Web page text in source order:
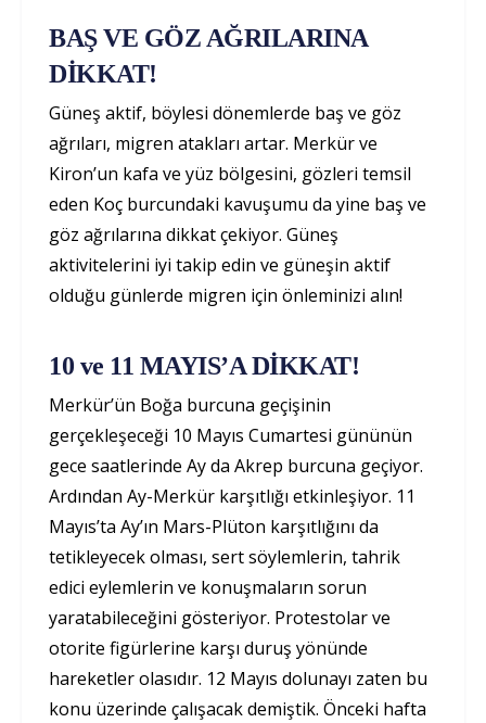
BAŞ VE GÖZ AĞRILARINA
DİKKAT!
Güneş aktif, böylesi dönemlerde baş ve göz
ağrıları, migren atakları artar. Merkür ve
Kiron’un kafa ve yüz bölgesini, gözleri temsil
eden Koç burcundaki kavuşumu da yine baş ve
göz ağrılarına dikkat çekiyor. Güneş
aktivitelerini iyi takip edin ve güneşin aktif
olduğu günlerde migren için önleminizi alın!
10 ve 11 MAYIS’A DİKKAT!
Merkür’ün Boğa burcuna geçişinin
gerçekleşeceği 10 Mayıs Cumartesi gününün
gece saatlerinde Ay da Akrep burcuna geçiyor.
Ardından Ay-Merkür karşıtlığı etkinleşiyor. 11
Mayıs’ta Ay’ın Mars-Plüton karşıtlığını da
tetikleyecek olması, sert söylemlerin, tahrik
edici eylemlerin ve konuşmaların sorun
yaratabileceğini gösteriyor. Protestolar ve
otorite figürlerine karşı duruş yönünde
hareketler olasıdır. 12 Mayıs dolunayı zaten bu
konu üzerinde çalışacak demiştik. Önceki hafta